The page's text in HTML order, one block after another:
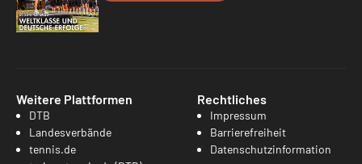
Weitere Plattformen
DTB
Landesverbände
tennis.de
Rechtliches
Impressum
Barrierefreiheit
Datenschutzinformation